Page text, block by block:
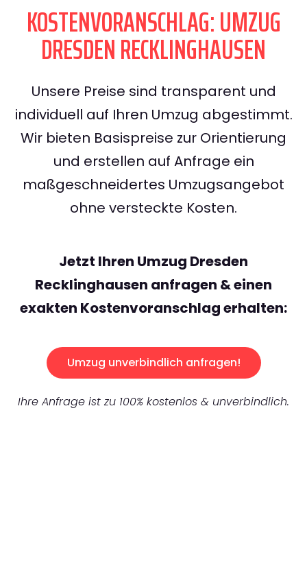
KOSTENVORANSCHLAG: UMZUG
DRESDEN RECKLINGHAUSEN
Unsere Preise sind transparent und
individuell auf Ihren Umzug abgestimmt.
Wir bieten Basispreise zur Orientierung
und erstellen auf Anfrage ein
maßgeschneidertes Umzugsangebot
ohne versteckte Kosten.
Jetzt Ihren Umzug Dresden
Recklinghausen anfragen & einen
exakten Kostenvoranschlag erhalten:
Umzug unverbindlich anfragen!
Ihre Anfrage ist zu 100% kostenlos & unverbindlich.